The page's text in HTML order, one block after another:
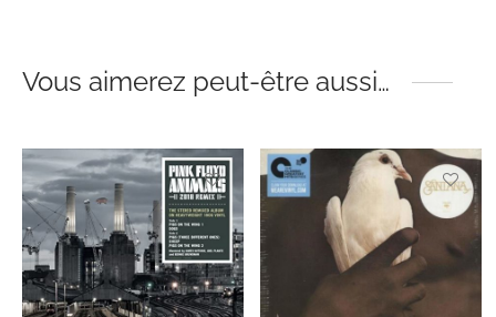
Vous aimerez peut-être aussi…